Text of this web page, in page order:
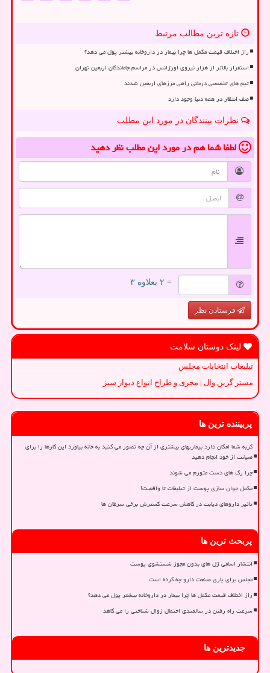
تازه ترین مطالب مرتبط
راز اختلاف قیمت مکمل ها چرا بیمار در داروخانه بیشتر پول می دهد؟
استقرار بالاتر از هزار نیروی اورژانس در مراسم جاماندگان اربعین تهران
تیم های تخصصی درمانی راهی مرزهای اربعین شدند
صف انتظار در همه دنیا وجود دارد
نظرات بینندگان در مورد این مطلب
لطفا شما همدر مورد این مطلبنظر دهید
= ۲ بعلاوه ۳
فرستادن نظر
لینک دوستان سلامت
تبلیغات انتخابات مجلس
مستر گرین وال | مجری و طراح انواع دیوار سبز
پربیننده ترین ها
گربه شما امکان دارد بیماریهای بیشتری از آن چه تصور می کنید به خانه بیاورد این کارها را برای
صیانت از خود انجام دهید
چرا رگ های دست متورم می شوند
مکمل جوان سازی پوست از تبلیغات تا واقعیت!
تأثیر داروهای دیابت در کاهش سرعت گسترش برخی سرطان ها
پربحث ترین ها
انتشار اسامی ژل های بدون مجوز شستشوی پوست
مجلس برای یاری صنعت دارو چه کرده است
راز اختلاف قیمت مکمل ها چرا بیمار در داروخانه بیشتر پول می دهد؟
سرعت راه رفتن در سالمندی احتمال زوال شناختی را می کاهد
جدیدترین ها